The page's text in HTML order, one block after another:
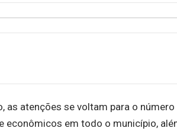
as atenções se voltam para o
em todo o município,